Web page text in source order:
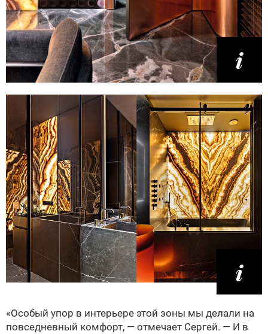
«Особый упор в интерьере этой зоны мы делали на
повседневный комфорт, — отмечает Сергей. — И в